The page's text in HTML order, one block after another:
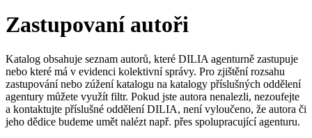
Zastupovaní autoři
Katalog obsahuje seznam autorů, které DILIA agenturně zastupuje
nebo které má v evidenci kolektivní správy. Pro zjištění rozsahu
zastupování nebo zúžení katalogu na katalogy příslušných oddělení
agentury můžete využít filtr. Pokud jste autora nenalezli, nezoufejte
a kontaktujte příslušné oddělení DILIA, není vyloučeno, že autora či
jeho dědice budeme umět nalézt např. přes spolupracující agenturu.